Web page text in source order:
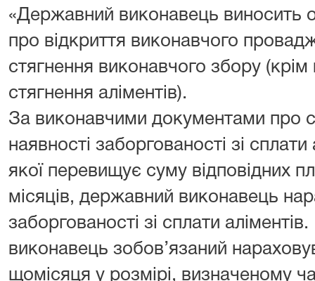
«Державний виконавець виносить
про відкриття виконавчого
стягнення виконавчого збору
стягнення аліментів).
За виконавчими документами про
наявності заборгованості зі
якої перевищує суму відповідних
місяців, державний виконавець
заборгованості зі сплати
виконавець зобов’язаний
щомісяця у розмірі, визначеному